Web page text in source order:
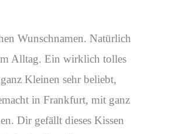
Wunschnamen. Natürlich
Alltag. Ein wirklich tolles
Kleinen sehr beliebt,
in Frankfurt, mit ganz
Dir gefällt dieses Kissen